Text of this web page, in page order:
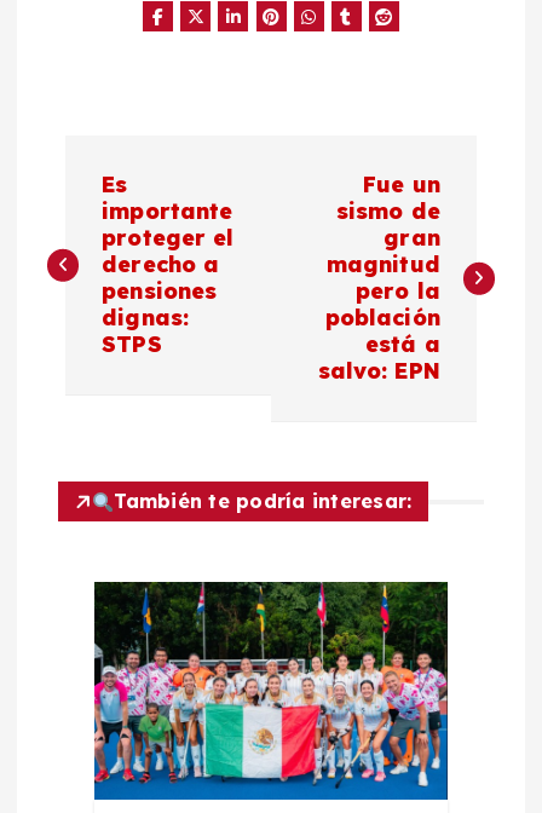
v
c
Es
importante
proteger el
derecho a
pensiones
dignas:
STPS
Fue un
sismo de
gran
magnitud
pero la
población
está a
salvo: EPN
También te podría interesar: